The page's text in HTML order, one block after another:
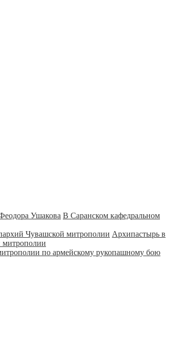
В Саранском кафедральном
Архипастырь в
митрополии
по армейскому рукопашному бою